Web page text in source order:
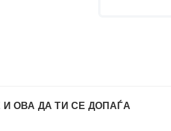
ОВА ДА ТИ СЕ ДОПАЃА